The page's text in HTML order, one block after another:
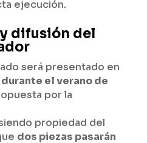
ejecución.
difusión del
será presentado en
el verano de
por la
propiedad del
dos piezas pasarán